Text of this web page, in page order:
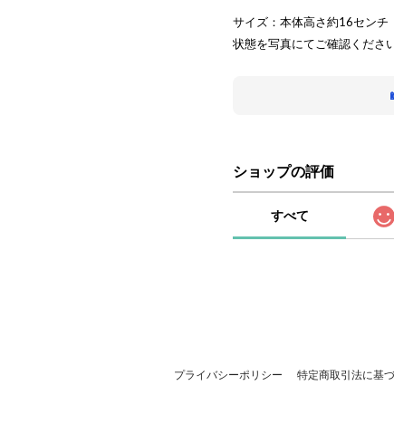
サイズ：本体高さ約16センチ
状態を写真にてご確認ください
ショップの評価
すべて
プライバシーポリシー 特定商取引法に基